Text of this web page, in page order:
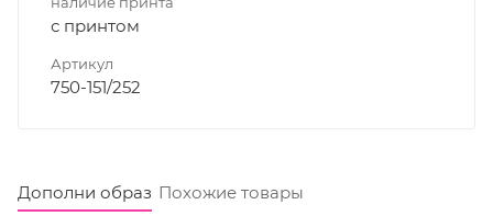
с принтом
Артикул
750-151/252
Дополни образ Похожие товары